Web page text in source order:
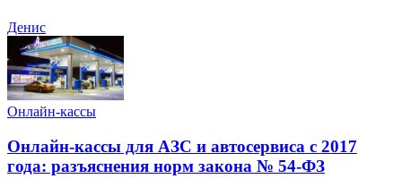
Денис
Онлайн-кассы
Онлайн-кассы для АЗС и автосервиса с 2017
года: разъяснения норм закона № 54-ФЗ